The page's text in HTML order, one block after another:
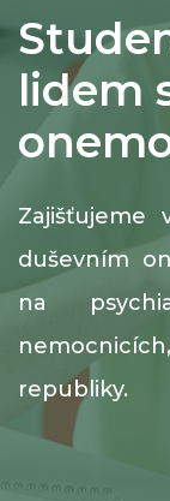
lidem
Zajišťujeme
duševním
na
republiky.